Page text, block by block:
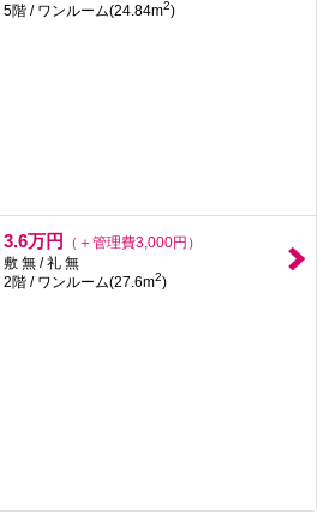
5階 / ワンルーム(24.84m2)
3.6万円
（＋管理費3,000円）
敷 無 / 礼 無
2階 / ワンルーム(27.6m2)